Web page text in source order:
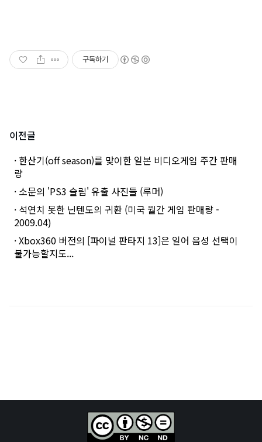
구독하기
이전글
· 한산기(off season)를 맞이한 일본 비디오게임 주간 판매
량
· 소문의 'PS3 슬림' 유출 사진들 (루머)
· 석연치 못한 닌텐도의 귀환 (미국 월간 게임 판매량 -
2009.04)
· Xbox360 버전의 [파이널 판타지 13]은 일어 음성 선택이
불가능할지도...